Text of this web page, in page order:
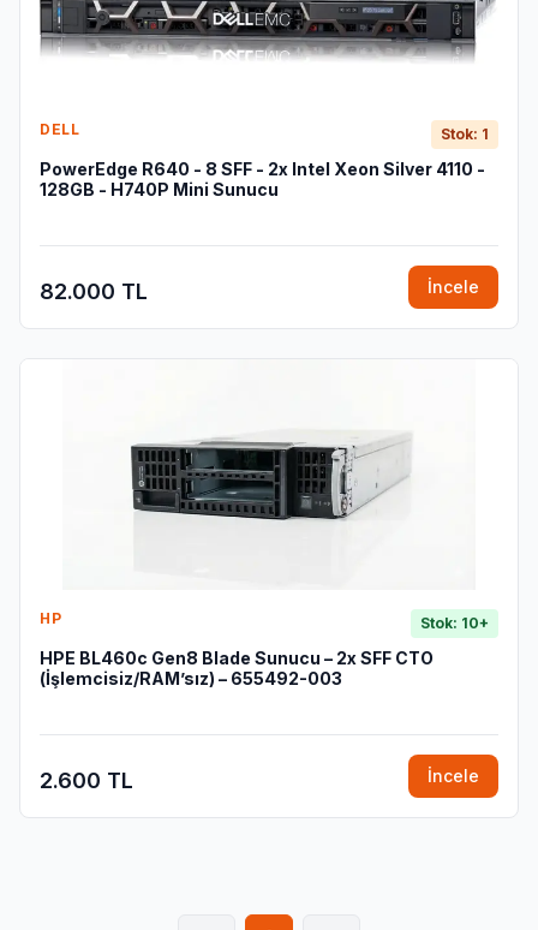
DELL Stok: 1
PowerEdge R640 - 8 SFF - 2x Intel Xeon Silver 4110 -
128GB - H740P Mini Sunucu
82.000 TL İncele
HP Stok: 10+
HPE BL460c Gen8 Blade Sunucu – 2x SFF CTO
(İşlemcisiz/RAM’sız) – 655492-003
2.600 TL İncele